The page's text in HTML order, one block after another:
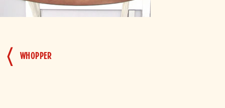
BEITRAGSNAVIGATION
WHOPPER